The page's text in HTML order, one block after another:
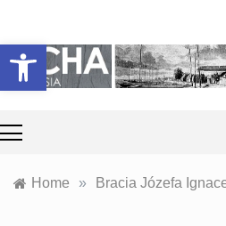
Otwórz pasek narzędzi
content
Polaków
Home » Bracia Józefa